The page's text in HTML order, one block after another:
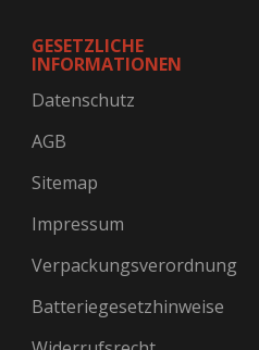
GESETZLICHE
INFORMATIONEN
Datenschutz
AGB
Sitemap
Impressum
Verpackungsverordnung
Batteriegesetzhinweise